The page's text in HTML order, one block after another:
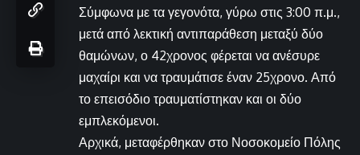
Σύμφωνα με τα γεγονότα, γύρω στις 3:00 π.μ.,
μετά από λεκτική αντιπαράθεση μεταξύ δύο
θαμώνων, ο 42χρονος φέρεται να ανέσυρε
μαχαίρι και να τραυμάτισε έναν 25χρονο. Από
το επεισόδιο τραυματίστηκαν και οι δύο
εμπλεκόμενοι.
Αρχικά, μεταφέρθηκαν στο Νοσοκομείο Πόλης